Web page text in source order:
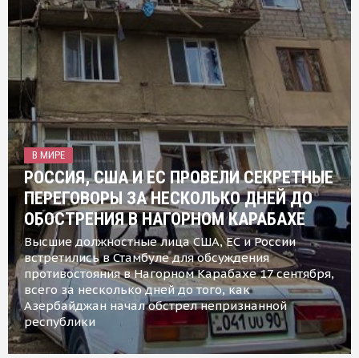
В МИРЕ
РОССИЯ, США И ЕС ПРОВЕЛИ СЕКРЕТНЫЕ
ПЕРЕГОВОРЫ ЗА НЕСКОЛЬКО ДНЕЙ ДО
ОБОСТРЕНИЯ В НАГОРНОМ КАРАБАХЕ
Высшие должностные лица США, ЕС и России
встретились в Стамбуле для обсуждения
противостояния в Нагорном Карабахе 17 сентября,
всего за несколько дней до того, как
Азербайджан начал обстрел непризнанной
республики